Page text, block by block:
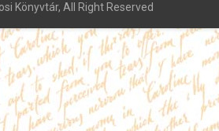
Könyvtár, All Right Reserved